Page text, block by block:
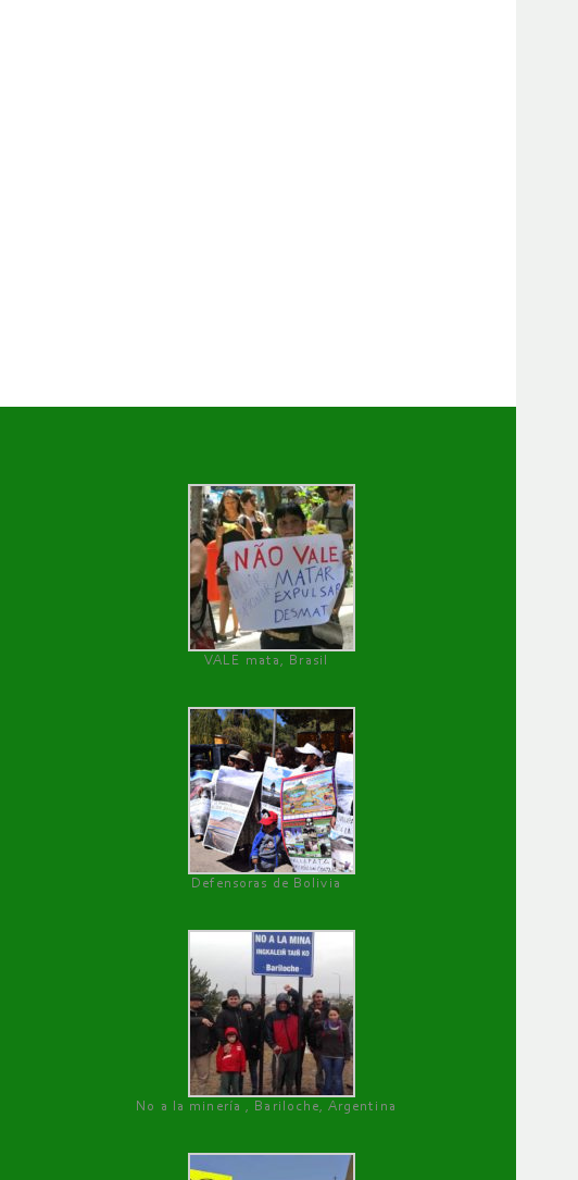
VALE mata, Brasil
Defensoras de Bolivia
No a la minería , Bariloche, Argentina